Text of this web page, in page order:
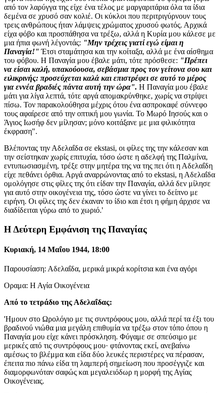
από τον λαρύγγα της είχε ένα τέλος με μαργαριτάρια όλα τα ίδια
δεμένα σε χρυσό σαν κολιέ. Οι κύκλοι που περιτριγύρνουν τους
τρεις ανθρώπους ήταν λάμψεις χρώματος χρυσού φωτός. Αρχικά
είχα φόβο και προσπάθησα να τρέξω, αλλά η Κυρία μου κάλεσε με
μια ήπια φωνή λέγοντάς: "Μην τρέχεις γιατί εγώ είμαι η
Παναγία!" Έτσι σταμάτησα και την κοίταξα, αλλά με ένα αίσθημα
του φόβου. Η Παναγία μου έβαλε μάτι, τότε πρόσθεσε: "Πρέπει
να είσαι καλή, υπακούουσα, σεβάσμια προς τον γείτονα σου και
ειλικρινής: προσεύχεται καλά και επιστρέφει σε αυτό το μέρος
για εννέα βραδιές πάντα αυτή την ώρα". Η Παναγία μου έβαλε
μάτι για λίγα λεπτά, τότε αργά απομακρύνθηκε, χωρίς να στρίψει
πίσω. Τον παρακολούθησα μέχρις ότου ένα ασπροκαφέ σύννεφο
τους αφαίρεσε από την οπτική μου γωνία. Το Μωρό Ιησούς και ο
Άγιος Ιωσήφ δεν μίλησαν; μόνο κοιτάξανε με μια φιλικότητα
έκφραση".
Βλέποντας την Αδελαΐδα σε ekstasi, οι φίλες της την κάλεσαν και
την σείστηκαν χωρίς επιτυχία, τόσο ώστε η αδελφή της Παλμίνα,
εντυπωσιασμένη, τρέξε στην μητέρα της να της πει ότι η Αδελαΐδη
είχε πεθάνει όρθια. Αργά αναρρώνοντας από το ekstasi, η Αδελαΐδα
ομολόγησε στις φίλες της ότι είδαν την Παναγία, αλλά δεν μίλησε
για αυτό στην οικογένεια της, τόσο ώστε να γίνει το δείπνο με
ειρήνη. Οι φίλες της δεν έκαναν το ίδιο και έτσι η φήμη άρχισε να
διαδίδειται γύρω από το χωριό.'
Η Δεύτερη Εμφάνιση της Παναγίας
Κυριακή, 14 Μαΐου 1944, 18:00
Παρουσίαση: Αδελαΐδα, μερικά μικρά κορίτσια και ένα αγόρι
Οραμα: Η Αγία Οικογένεια
Από το τετράδιο της Αδελαΐδας:
'Ημουν στο Ωρολόγιο με τις συντρόφους μου, αλλά περί τα έξι του
βραδινού νιώθα μια μεγάλη επιθυμία να τρέξω στον τόπο όπου η
Παναγία μου είχε κάνει πρόσκληση. Φύγαμε σε σπεύσιμο με
μερικές από τις συντρόφους μου· φτάνοντας εκεί, ανεβαίνω
αμέσως το βλέμμα και είδα δύο λευκές περιστέρες να πέρασαν,
έπειτα πιο πάνω είδα τη λαμπερή σημείωση που προσέγγιζε και
διαμορφωνόταν σαφώς και μεγαλειόδωρ η μορφή της Αγίας
Οικογένειας.